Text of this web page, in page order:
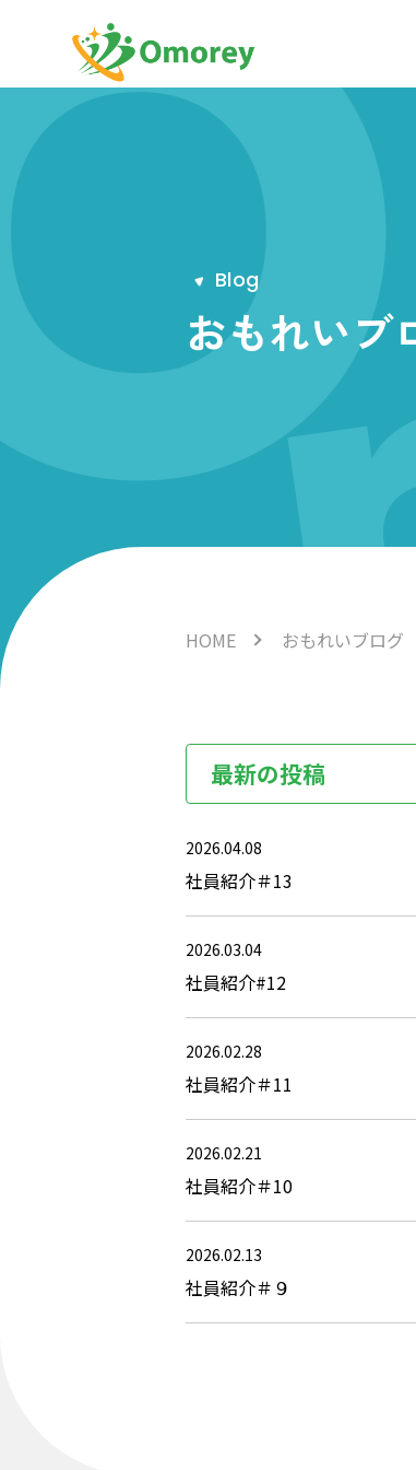
Blog
おもれいブ
HOME おもれいブログ
最新の投稿
2026.04.08
社員紹介＃13
2026.03.04
社員紹介#12
2026.02.28
社員紹介＃11
2026.02.21
社員紹介＃10
2026.02.13
社員紹介＃９